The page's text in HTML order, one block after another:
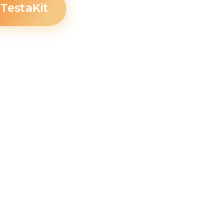
TestaKit